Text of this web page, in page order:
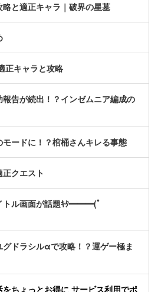
と適正キャラ｜破界の星墓
正キャラと攻略
報告が続出！？インゼムニア編成の
モードに！？棺桶さんキレる事態
クエスト
トル画面が話題ｷﾀ━━━(ﾟ
グドラシルαで攻略！？運ゲー極ま
をちょっとお得に サービス利用でポ